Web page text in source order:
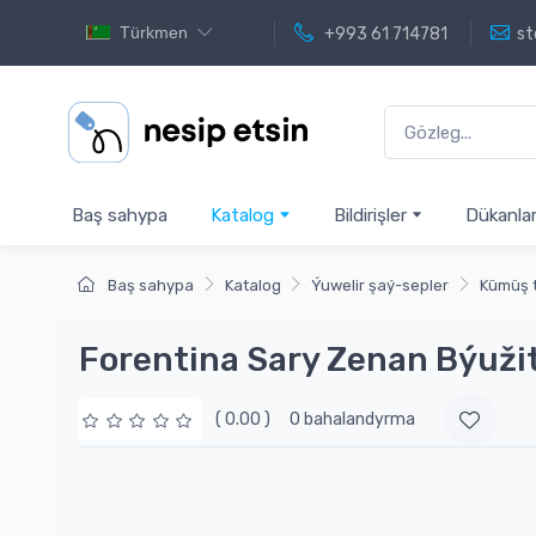
Türkmen +993 61 714781
Baş sahypa Katalog Bildirişler Dükanlar
Baş sahypa Katalog Ýuwelir şaý-sepler Kümüş
Forentina Sary Zenan
( 0.00 ) 0 bahalandyrma